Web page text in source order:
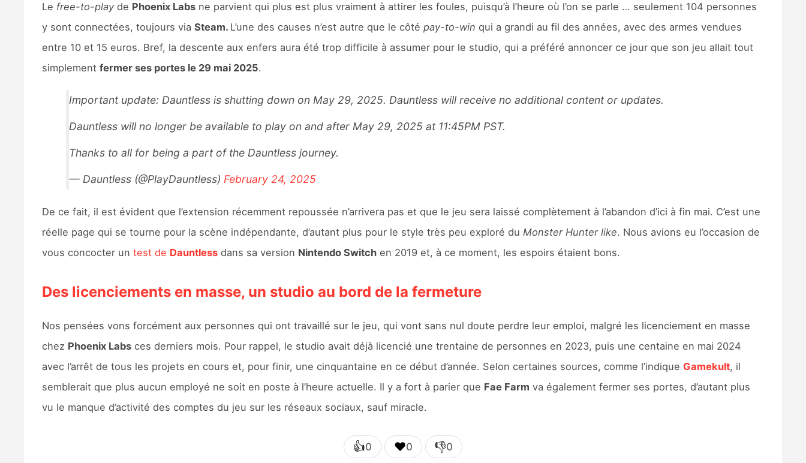
Le free-to-playde Phoenix Labsne parvient qui plus est plus vraiment à attirer les foules, puisqu’à l’heure où l’on se parle … seulement 104 personnes
y sont connectées, toujours via Steam. L’une des causes n’est autre que le côté pay-to-win qui a grandi au fil des années, avec des armes vendues
entre 10 et 15 euros. Bref, la descente aux enfers aura été trop difficile à assumer pour le studio, qui a préféré annoncer ce jour que son jeu allait tout
simplement fermer ses portes le 29 mai 2025.
Important update: Dauntless is shutting down on May 29, 2025. Dauntless will receive no additional content or updates.
Dauntless will no longer be available to play on and after May 29, 2025 at 11:45PM PST.
Thanks to all for being a part of the Dauntless journey.
— Dauntless (@PlayDauntless) February 24, 2025
De ce fait, il est évident que l’extension récemment repoussée n’arrivera pas et que le jeu sera laissé complètement à l’abandon d’ici à fin mai. C’est une
réelle page qui se tourne pour la scène indépendante, d’autant plus pour le style très peu exploré du Monster Hunter like. Nous avions eu l’occasion de
vous concocter un test de Dauntlessdans sa version Nintendo Switchen 2019 et, à ce moment, les espoirs étaient bons.
Des licenciements en masse, un studio au bord de la fermeture
Nos pensées vons forcément aux personnes qui ont travaillé sur le jeu, qui vont sans nul doute perdre leur emploi, malgré les licenciement en masse
chez Phoenix Labsces derniers mois. Pour rappel, le studio avait déjà licencié une trentaine de personnes en 2023, puis une centaine en mai 2024
avec l’arrêt de tous les projets en cours et, pour finir, une cinquantaine en ce début d’année. Selon certaines sources, comme l’indique Gamekult, il
semblerait que plus aucun employé ne soit en poste à l’heure actuelle. Il y a fort à parier que Fae Farm va également fermer ses portes, d’autant plus
vu le manque d’activité des comptes du jeu sur les réseaux sociaux, sauf miracle.
👍0 ❤️0 👎0